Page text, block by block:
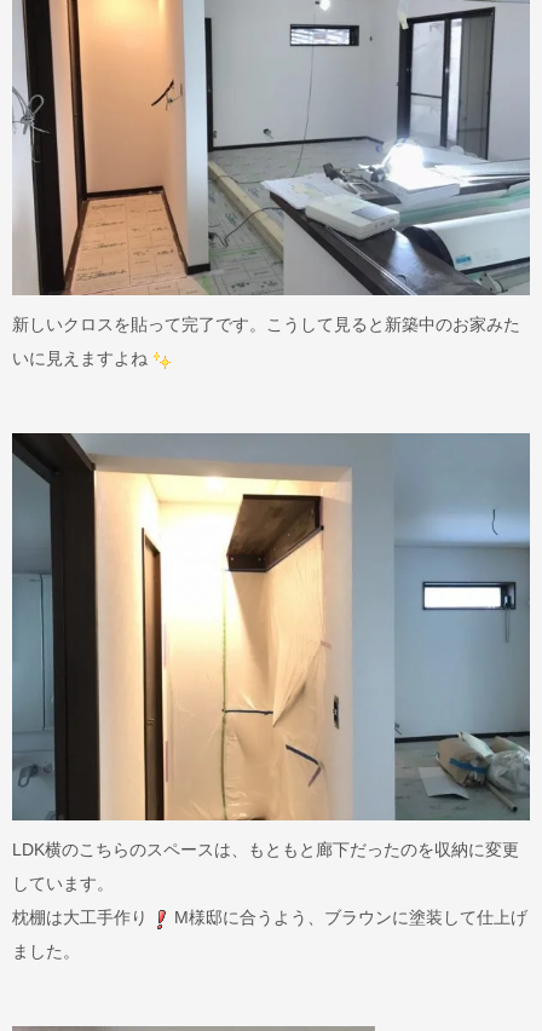
新しいクロスを貼って完了です。こうして見ると新築中のお家みた
いに見えますよね
LDK横のこちらのスペースは、もともと廊下だったのを収納に変更
しています。
枕棚は大工手作り
M様邸に合うよう、ブラウンに塗装して仕上げ
ました。